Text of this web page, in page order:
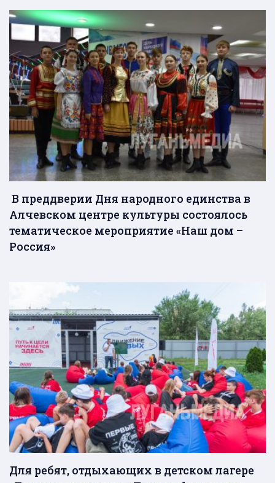
В преддверии Дня народного единства в
Алчевском центре культуры состоялось
тематическое мероприятие «Наш дом –
Россия»
Для ребят, отдыхающих в детском лагере